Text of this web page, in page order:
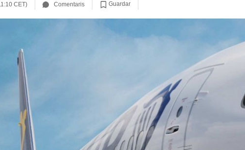
CET) Comentaris Guardar